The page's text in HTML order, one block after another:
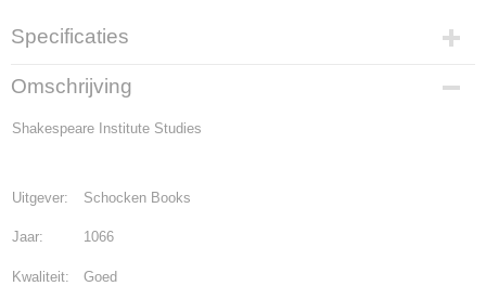
Specificaties
Productcode
P-1600-450
Bruto gewicht
Omschrijving
Shakespeare Institute Studies
Uitgever: Schocken Books
Jaar: 1066
Kwaliteit: Goed